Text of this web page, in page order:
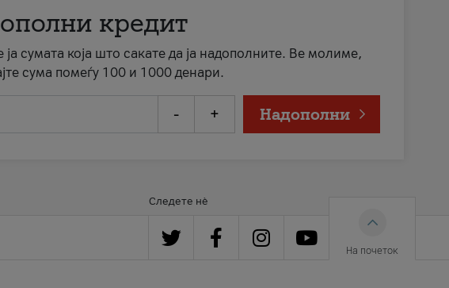
кредит
ја сумата која што сакате да ја надополните. Ве молиме,
сума помеѓу 100 и 1000 денари.
- + Надополни
Следете нè
На почеток